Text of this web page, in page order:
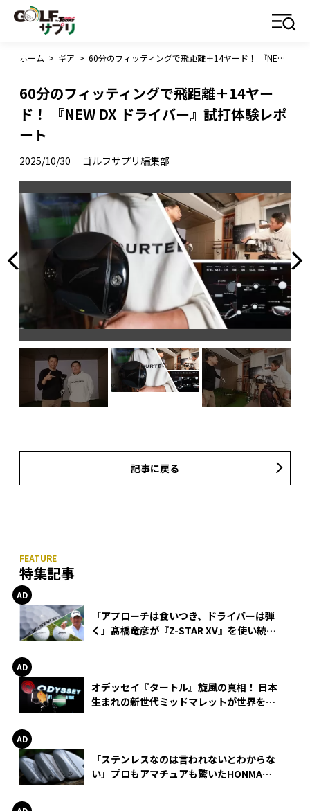
ホーム > ギア > 60分のフィッティングで飛距離＋14ヤード！ 『NEW DX ドライバー』試打体験レポート
60分のフィッティングで飛距離＋14ヤー
ド！ 『NEW DX ドライバー』試打体験レポ
ート
2025/10/30 ゴルフサプリ編集部
記事に戻る
特集記事
「アプローチは食いつき、ドライバーは弾
く」髙橋竜彦が『Z-STAR XV』を使い続け
オデッセイ『タートル』旋風の真相！ 日本
生まれの新世代ミッドマレットが世界を席
「ステンレスなのは言われないとわからな
い」プロもアマチュアも驚いたHONMA